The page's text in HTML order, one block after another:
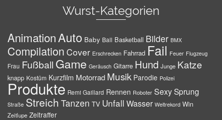
Wurst-Kategorien
AnimationAuto Baby Ball Basketball Bilder BMX
Compilation Cover Erschrecken Fahrrad Fail Feuer Flugzeug
Frau Fußball Game Geräusch Gitarre Hund Junge Katze
knapp Kostüm Kurzfilm Motorrad Musik Parodie Polizei
Produkte Remi Gaillard Rennen Roboter SexySprung
Straße Streich Tanzen TV Unfall Wasser Weltrekord Win
Zeitlupe Zeitraffer